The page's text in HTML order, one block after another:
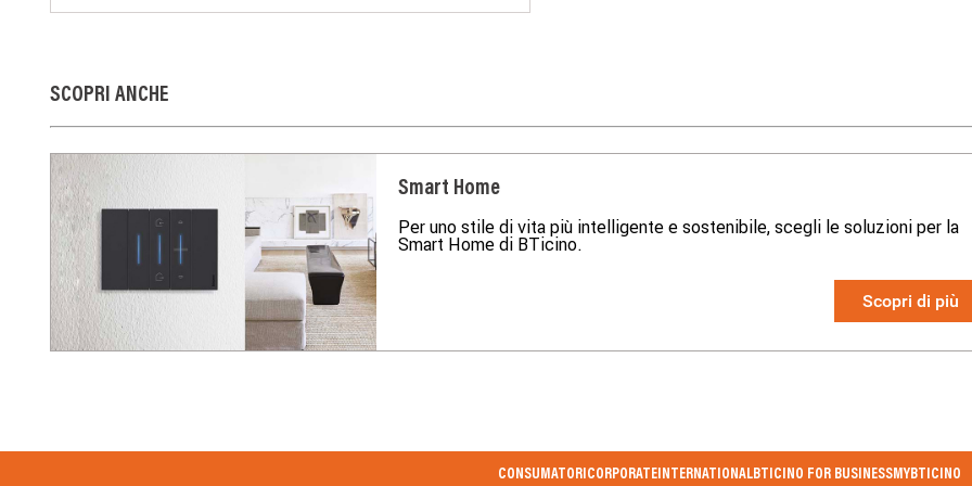
SCOPRI ANCHE
Smart Home
Per uno stile di vita più intelligente e sostenibile, scegli le soluzioni per la
Smart Home di BTicino.
Scopri di più
CONSUMATORICORPORATEINTERNATIONALBTICINO FOR BUSINESSMYBTICINO